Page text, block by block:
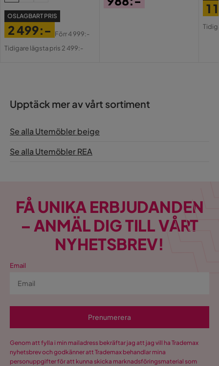
OSLAGBART PRIS
Pris
2 499:-
Original
Förr4 999:-
Tidigare lägsta pris 2 499:-
1
Upptäck mer av vårt sortiment
Se alla Utemöbler beige
Se alla Utemöbler REA
FÅ UNIKA ERBJUDANDEN
– ANMÄL DIG TILL VÅRT
NYHETSBREV!
Email
Prenumerera
Genom att fylla i min mailadress bekräftar jag att jag vill ha Trademax
nyhetsbrev och godkänner att Trademax behandlar mina
personuppgifter för att kunna skicka marknadsföringsmaterial som